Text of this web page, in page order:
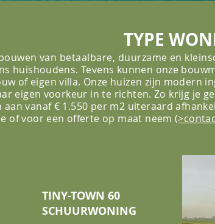
TYPE
van betaalbare, duurzame en
huishoudens. Tevens kunnen onze
of eigen villa. Onze huizen zijn modern
eigen voorkeur in te richten. Zo krijg je
aan vanaf € 1.550 per m2 uiteraard
of voor een offerte op maat neem
TINY-TOWN 60
SCHUURWONING